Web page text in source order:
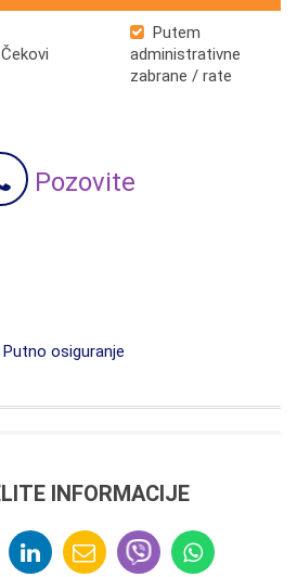
Čekovi
Putem
administrativne
zabrane / rate
Pozovite
Putno osiguranje
INFORMACIJE